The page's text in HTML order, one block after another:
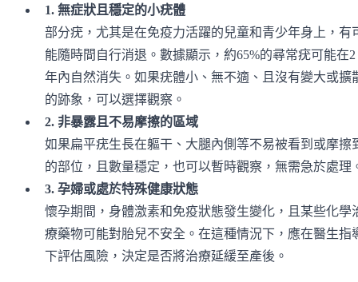
1. 無症狀且穩定的小疣體
部分疣，尤其是在免疫力活躍的兒童和青少年身上，有
能隨時間自行消退。數據顯示，約65%的尋常疣可能在2
年內自然消失。如果疣體小、無不適、且沒有變大或擴
的跡象，可以選擇觀察。
2. 非暴露且不易摩擦的區域
如果扁平疣生長在軀干、大腿內側等不易被看到或摩擦
的部位，且數量穩定，也可以暫時觀察，無需急於處理
3. 孕婦或處於特殊健康狀態
懷孕期間，身體激素和免疫狀態發生變化，且某些化學
療藥物可能對胎兒不安全。在這種情況下，應在醫生指
下評估風險，決定是否將治療延緩至產後。